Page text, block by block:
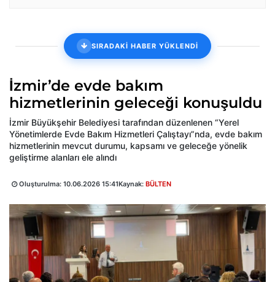
SIRADAKİ HABER YÜKLENDİ
İzmir’de evde bakım
hizmetlerinin geleceği konuşuldu
İzmir Büyükşehir Belediyesi tarafından düzenlenen “Yerel
Yönetimlerde Evde Bakım Hizmetleri Çalıştayı”nda, evde bakım
hizmetlerinin mevcut durumu, kapsamı ve geleceğe yönelik
geliştirme alanları ele alındı
Oluşturulma: 10.06.2026 15:41Kaynak: BÜLTEN